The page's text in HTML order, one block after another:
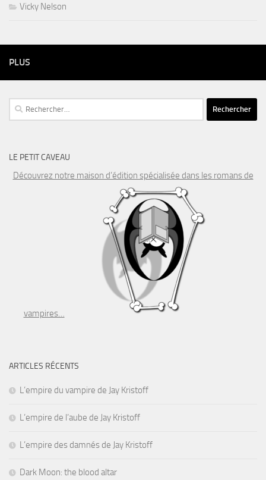
Vicky Nelson
PLUS
Rechercher :
LE PETIT CAVEAU
Découvrez notre maison d’édition spécialisée dans les romans de
vampires…
ARTICLES RÉCENTS
L’empire du vampire de Jay Kristoff
L’empire de l’aube de Jay Kristoff
L’empire des damnés de Jay Kristoff
Dark Moon: the blood altar